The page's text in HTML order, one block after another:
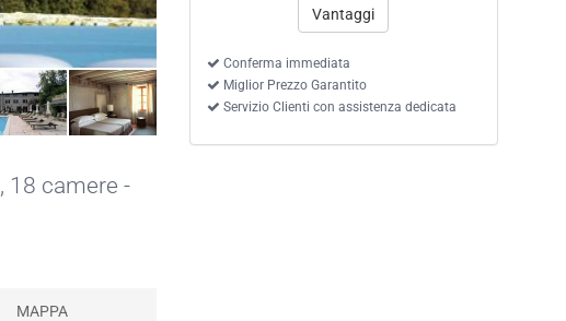
Vantaggi
Conferma immediata
Miglior Prezzo Garantito
Servizio Clienti con assistenza dedicata
, 18 camere -
MAPPA